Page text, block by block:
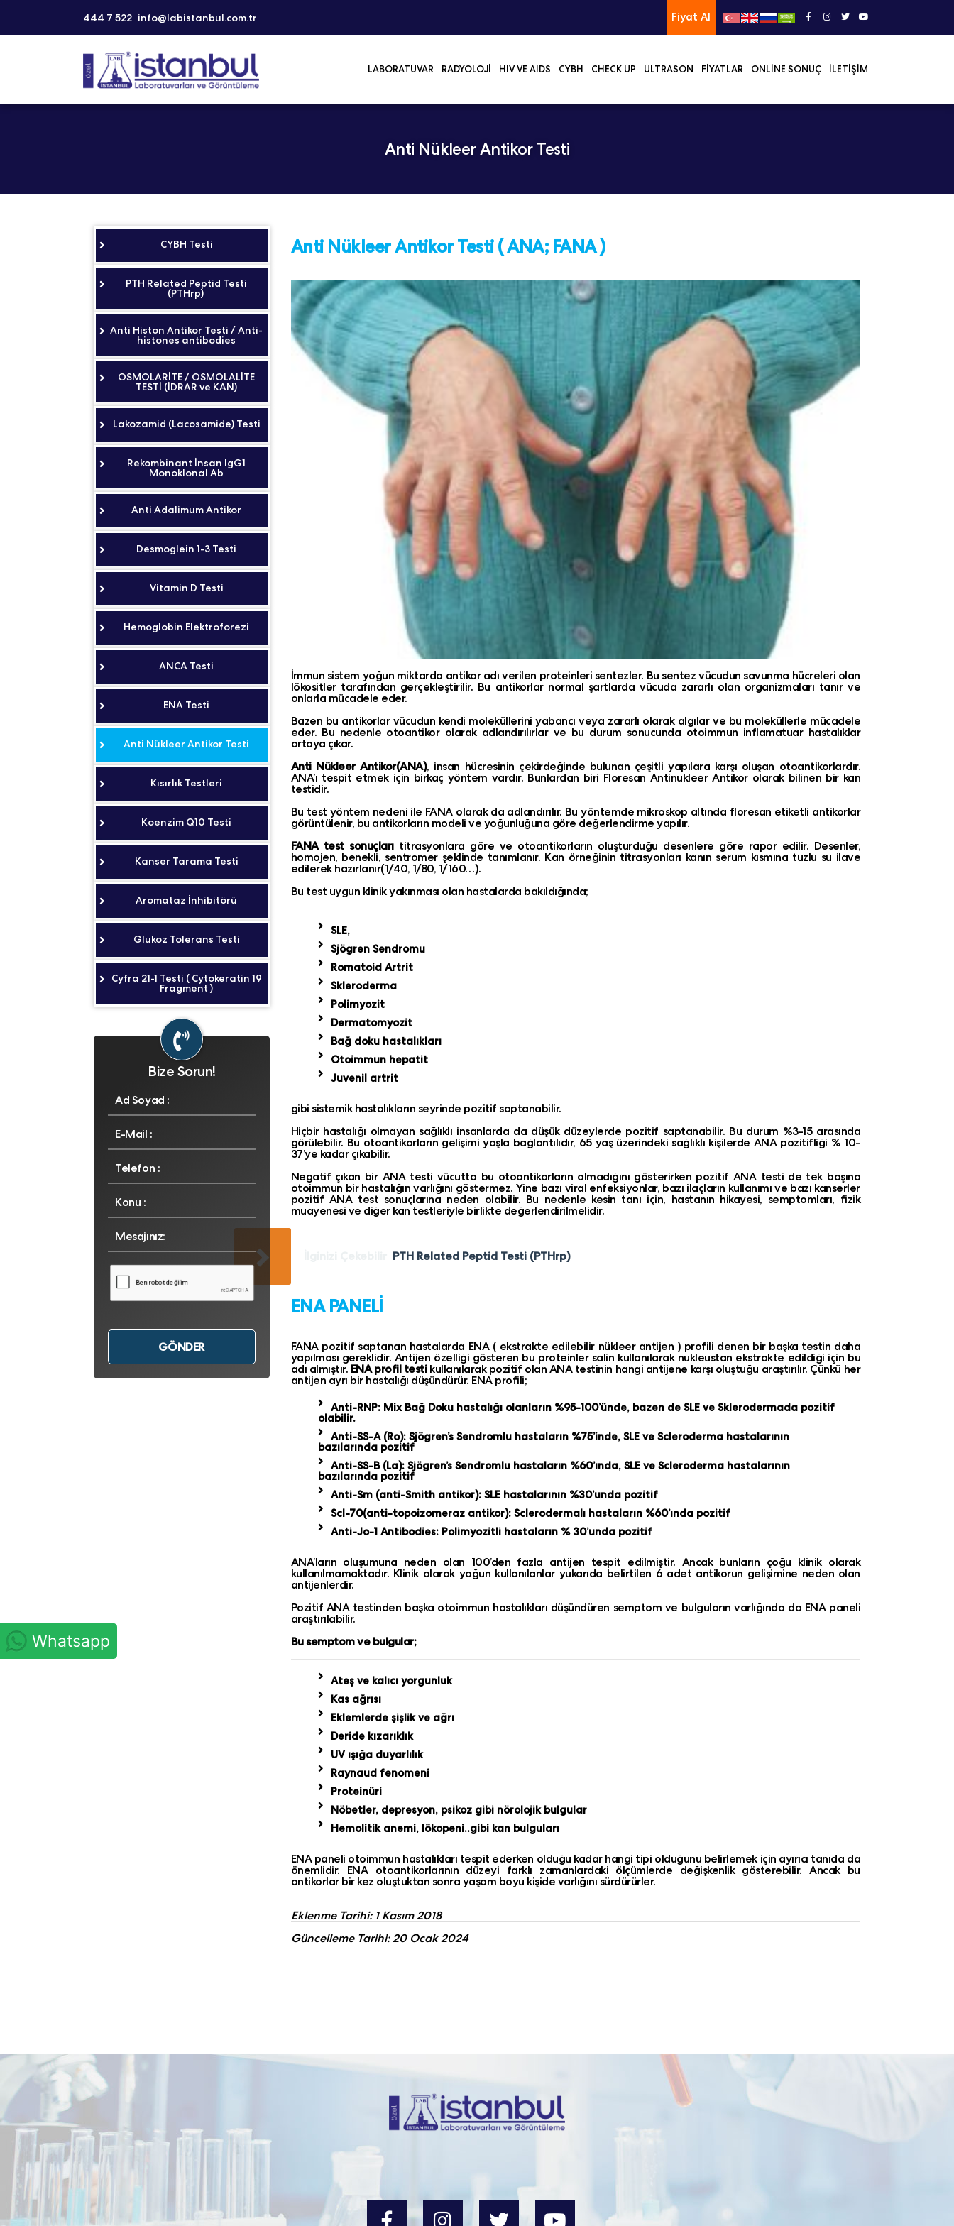
Whatsapp
444 7 522 info@labistanbul.com.tr Fiyat Al
LABORATUVAR RADYOLOJI HIV VE AIDS CYBH CHECK UP ULTRASON FIYATLAR ONLINE SONUÇ İLETIŞIM
Anti Nükleer Antikor Testi
Anti Nükleer Antikor Testi ( ANA; FANA )
İmmun sistem yoğun miktarda antikor adı verilen proteinleri sentezler. Bu sentez vücudun savunma hücreleri olan
lökositler tarafından gerçekleştirilir. Bu antikorlar normal şartlarda vücuda zararlı olan organizmaları tanır ve
onlarla mücadele eder.
Bazen bu antikorlar vücudun kendi moleküllerini yabancı veya zararlı olarak algılar ve bu moleküllerle mücadele
eder. Bu nedenle otoantikor olarak adlandırılırlar ve bu durum sonucunda otoimmun inflamatuar hastalıklar
ortaya çıkar.
Anti Nükleer Antikor(ANA), insan hücresinin çekirdeğinde bulunan çeşitli yapılara karşı oluşan otoantikorlardır.
ANA’ı tespit etmek için birkaç yöntem vardır. Bunlardan biri Floresan Antinukleer Antikor olarak bilinen bir kan
testidir.
Bu test yöntem nedeni ile FANA olarak da adlandırılır. Bu yöntemde mikroskop altında floresan etiketli antikorlar
görüntülenir, bu antikorların modeli ve yoğunluğuna göre değerlendirme yapılır.
FANA test sonuçlarıtitrasyonlara göre ve otoantikorların oluşturduğu desenlere göre rapor edilir. Desenler,
homojen, benekli, sentromer şeklinde tanımlanır. Kan örneğinin titrasyonları kanın serum kısmına tuzlu su ilave
edilerek hazırlanır(1/40, 1/80, 1/160…).
Bu test uygun klinik yakınması olan hastalarda bakıldığında;
SLE,
Sjögren Sendromu
Romatoid Artrit
Skleroderma
Polimyozit
Dermatomyozit
Bağ doku hastalıkları
Otoimmun hepatit
Juvenil artrit
gibi sistemik hastalıkların seyrinde pozitif saptanabilir.
Hiçbir hastalığı olmayan sağlıklı insanlarda da düşük düzeylerde pozitif saptanabilir. Bu durum %3-15 arasında
görülebilir. Bu otoantikorların gelişimi yaşla bağlantılıdır, 65 yaş üzerindeki sağlıklı kişilerde ANA pozitifliği % 10-
37’ye kadar çıkabilir.
Negatif çıkan bir ANA testi vücutta bu otoantikorların olmadığını gösterirken pozitif ANA testi de tek başına
otoimmun bir hastalığın varlığını göstermez. Yine bazı viral enfeksiyonlar, bazı ilaçların kullanımı ve bazı kanserler
pozitif ANA test sonuçlarına neden olabilir. Bu nedenle kesin tanı için, hastanın hikayesi, semptomları, fizik
muayenesi ve diğer kan testleriyle birlikte değerlendirilmelidir.
PTH Related Peptid Testi (PTHrp)
ENA PANELİ
FANA pozitif saptanan hastalarda ENA ( ekstrakte edilebilir nükleer antijen ) profili denen bir başka testin daha
yapılması gereklidir. Antijen özelliği gösteren bu proteinler salin kullanılarak nukleustan ekstrakte edildiği için bu
adı almıştır. ENA profil testikullanılarak pozitif olan ANA testinin hangi antijene karşı oluştuğu araştırılır. Çünkü her
antijen ayrı bir hastalığı düşündürür. ENA profili;
Anti-RNP: Mix Bağ Doku hastalığı olanların %95-100’ünde, bazen de SLE ve Sklerodermada pozitif
olabilir.
Anti-SS-A (Ro): Sjögren’s Sendromlu hastaların %75’inde, SLE ve Scleroderma hastalarının
bazılarında pozitif
Anti-SS-B (La): Sjögren’s Sendromlu hastaların %60’ında, SLE ve Scleroderma hastalarının
bazılarında pozitif
Anti-Sm (anti-Smith antikor): SLE hastalarının %30’unda pozitif
Scl-70(anti-topoizomeraz antikor): Sclerodermalı hastaların %60’ında pozitif
Anti-Jo-1 Antibodies: Polimyozitli hastaların % 30’unda pozitif
ANA’ların oluşumuna neden olan 100’den fazla antijen tespit edilmiştir. Ancak bunların çoğu klinik olarak
kullanılmamaktadır. Klinik olarak yoğun kullanılanlar yukarıda belirtilen 6 adet antikorun gelişimine neden olan
antijenlerdir.
Pozitif ANA testinden başka otoimmun hastalıkları düşündüren semptom ve bulguların varlığında da ENA paneli
araştırılabilir.
Bu semptom ve bulgular;
Ateş ve kalıcı yorgunluk
Kas ağrısı
Eklemlerde şişlik ve ağrı
Deride kızarıklık
UV ışığa duyarlılık
Raynaud fenomeni
Proteinüri
Nöbetler, depresyon, psikoz gibi nörolojik bulgular
Hemolitik anemi, lökopeni..gibi kan bulguları
ENA paneli otoimmun hastalıkları tespit ederken olduğu kadar hangi tipi olduğunu belirlemek için ayırıcı tanıda da
önemlidir. ENA otoantikorlarının düzeyi farklı zamanlardaki ölçümlerde değişkenlik gösterebilir. Ancak bu
antikorlar bir kez oluştuktan sonra yaşam boyu kişide varlığını sürdürürler.
Eklenme Tarihi: 1 Kasım 2018
Güncelleme Tarihi: 20 Ocak 2024
CYBH Testi
PTH Related Peptid Testi
(PTHrp)
Anti Histon Antikor Testi / Anti-
histones antibodies
OSMOLARİTE / OSMOLALİTE
TESTİ (İDRAR ve KAN)
Lakozamid (Lacosamide) Testi
Rekombinant İnsan IgG1
Monoklonal Ab
Anti Adalimum Antikor
Desmoglein 1-3 Testi
Vitamin D Testi
Hemoglobin Elektroforezi
ANCA Testi
ENA Testi
Anti Nükleer Antikor Testi
Kısırlık Testleri
Koenzim Q10 Testi
Kanser Tarama Testi
Aromataz İnhibitörü
Glukoz Tolerans Testi
Cyfra 21-1 Testi ( Cytokeratin 19
Fragment )
Bize Sorun!